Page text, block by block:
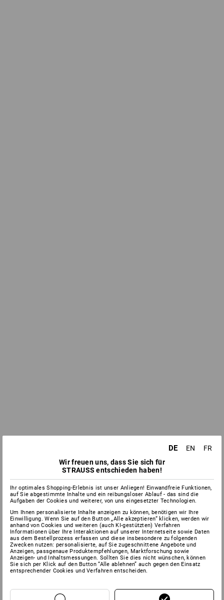
DE EN
FR
Wir freuen uns, dass Sie sich für
STRAUSS entschieden haben!
Ihr optimales Shopping-Erlebnis ist unser Anliegen! Einwandfreie Funktionen,
auf Sie abgestimmte Inhalte und ein reibungsloser Ablauf - das sind die
Aufgaben der Cookies und weiterer, von uns eingesetzter Technologien.
Um Ihnen personalisierte Inhalte anzeigen zu können, benötigen wir Ihre
Einwilligung. Wenn Sie auf den Button „Alle akzeptieren“ klicken, werden wir
anhand von Cookies und weiteren (auch KI-gestützten) Verfahren
Informationen über Ihre Interaktionen auf unserer Internetseite sowie Daten
aus dem Bestellprozess erfassen und diese insbesondere zu folgenden
Zwecken nutzen: personalisierte, auf Sie zugeschnittene Angebote und
Anzeigen, passgenaue Produktempfehlungen, Marktforschung sowie
Anzeigen- und Inhaltsmessungen. Sollten Sie dies nicht wünschen, können
Sie sich per Klick auf den Button “Alle ablehnen” auch gegen den Einsatz
entsprechender Cookies und Verfahren entscheiden.